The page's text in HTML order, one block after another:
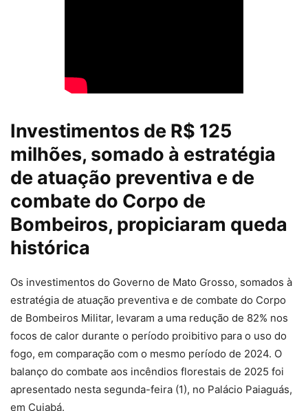
Investimentos de R$ 125
milhões, somado à estratégia
de atuação preventiva e de
combate do Corpo de
Bombeiros, propiciaram queda
histórica
Os investimentos do Governo de Mato Grosso, somados à
estratégia de atuação preventiva e de combate do Corpo
de Bombeiros Militar, levaram a uma redução de 82% nos
focos de calor durante o período proibitivo para o uso do
fogo, em comparação com o mesmo período de 2024. O
balanço do combate aos incêndios florestais de 2025 foi
apresentado nesta segunda-feira (1), no Palácio Paiaguás,
em Cuiabá.